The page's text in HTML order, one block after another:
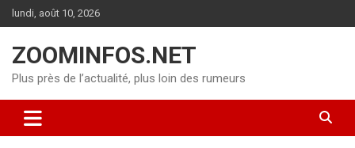
Aller
au
lundi, août 10, 2026
ZOOMINFOS.NET
Plus près de l’actualité, plus loin des rumeurs